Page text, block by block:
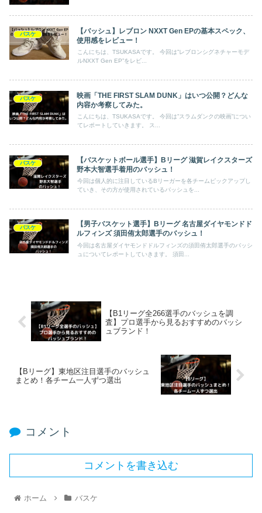
バスケ
【バッシュ】レブロン NXXT Gen EPの基本スペック、
使用感をレビュー！
こんにちは、TSUKASAです。 今回は”レブロンシグネチャーモデ
ルNXXT Gen EP”をレビ...
バスケ
映画「THE FIRST SLAM DUNK」はいつ公開？どんな
内容か考察してみた。
こんにちは、TSUKASAです。 今回は”スラムダンクの映画”につい
てレポートしていきます。 ス...
バスケ
【バスケットボール選手】Bリーグ 滋賀レイクスターズ
野本大智選手着用のバッシュ！
今回は個人的に注目しているBリーガーを各チームピックアップし
ていき、その方が使用されているバッシュを...
バスケ
【男子バスケット選手】Bリーグ 名古屋ダイヤモンドド
ルフィンズ 須田侑太郎選手のバッシュ！
今回は名古屋ダイヤモンドドルフィンズの須田侑太郎選手のバッシ
ュについてレポートしていきます。 須田...
【B1リーグ全266選手のバッシュを調
査】プロ選手から見るおすすめのバッシ
ュブランド！
【Bリーグ】東地区注目選手のバッシュ
まとめ！各チーム一人ずつ選出
コメント
コメントを書き込む
ホーム バスケ